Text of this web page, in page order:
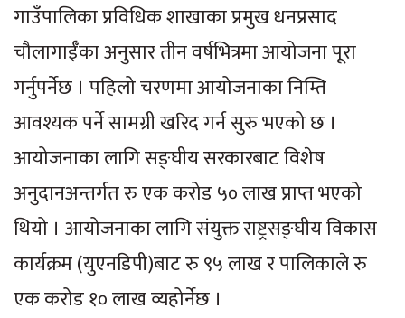
गाउँपालिका प्रविधिक शाखाका प्रमुख धनप्रसाद
चौलागाईँका अनुसार तीन वर्षभित्रमा आयोजना पूरा
गर्नुपर्नेछ । पहिलो चरणमा आयोजनाका निम्ति
आवश्यक पर्ने सामग्री खरिद गर्न सुरु भएको छ ।
आयोजनाका लागि सङ्घीय सरकारबाट विशेष
अनुदानअन्तर्गत रु एक करोड ५० लाख प्राप्त भएको
थियो । आयोजनाका लागि संयुक्त राष्ट्रसङ्घीय विकास
कार्यक्रम (युएनडिपी)बाट रु ९५ लाख र पालिकाले रु
एक करोड १० लाख व्यहोर्नेछ ।